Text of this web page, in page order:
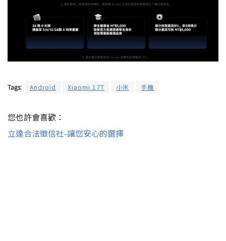
Tags: Android Xiaomi 17T 小米 手機
您也許會喜歡：
立達合法徵信社-讓您安心的選擇